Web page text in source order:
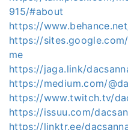
915/#about
https://
https://
me
https://jaga.link/
https://medium.com/
https://www.twitch.tv/
https://issuu.com/
https://linktr.ee/